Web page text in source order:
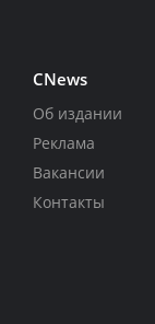
CNews
Об издании
Реклама
Вакансии
Контакты